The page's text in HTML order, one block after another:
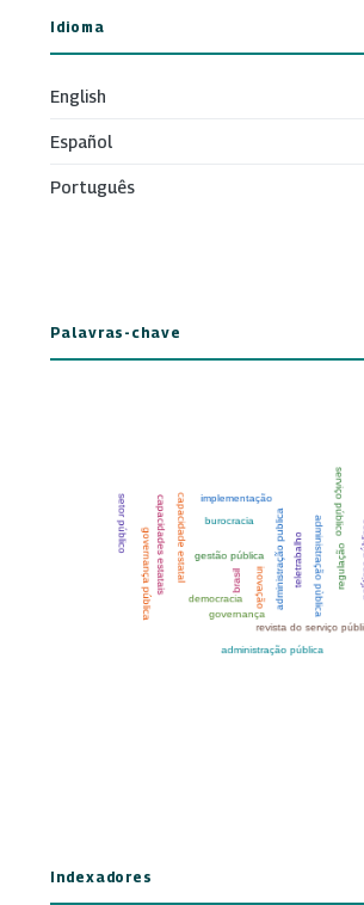
Idioma
English
Español
Português
Palavras-chave
Indexadores